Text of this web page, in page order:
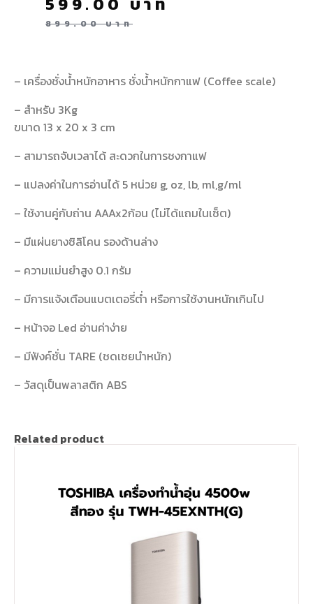
899.00บาท
– เครื่องชั่งน้ำหนักอาหาร ชั่งน้ำหนักกาแฟ (Coffee scale)
– สำหรับ 3Kg
ขนาด 13 x 20 x 3 cm
– สามารถจับเวลาได้ สะดวกในการชงกาแฟ
– แปลงค่าในการอ่านได้ 5 หน่วย g, oz, lb, ml,g/ml
– ใช้งานคู่กับถ่าน AAAx2ก้อน (ไม่ได้แถมในเซ็ต)
– มีแผ่นยางซิลิโคน รองด้านล่าง
– ความแม่นยำสูง 0.1 กรัม
– มีการแจ้งเตือนแบตเตอรี่ต่ำ หรือการใช้งานหนักเกินไป
– หน้าจอ Led อ่านค่าง่าย
– มีฟังค์ชั่น TARE (ชดเชยนำหนัก)
– วัสดุเป็นพลาสติก ABS
Related product